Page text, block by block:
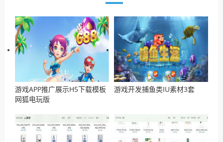
游戏APP推广展示H5下载模板
网狐电玩版
游戏开发捕鱼类IU素材3套